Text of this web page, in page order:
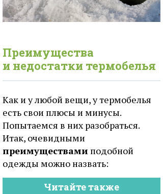
Преимущества
и недостатки термобелья
Как и у любой вещи, у термобелья
есть свои плюсы и минусы.
Попытаемся в них разобраться.
Итак, очевидными
преимуществами подобной
одежды можно назвать:
Читайте также